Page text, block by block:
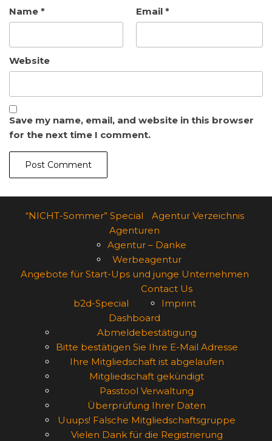
Name * Email *
Website
Save my name, email, and website in this browser
for the next time I comment.
“NICHT-Sommer” Special
Agentur Verzeichnis
Agenturen
Agentur – Danke
Werbeagentur
Angebote für Start-Ups und junge Unternehmen
b2d-Special
Contact Us
Imprint
Dashboard
Abmeldebestätigung
Bitte bestätigen Sie Ihre E-Mail Adresse
Ihre Mitgliedschaft ist abgelaufen
Mitgliedschaft gekündigt
Passtool Verwaltung
Überprüfung Ihrer Daten
Uuups! Falsche Mitgliedschaftsgruppe
Vielen Dank für die Registrierung